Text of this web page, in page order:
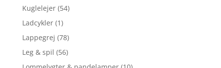
Kuglelejer (54)
Ladcykler (1)
Lappegrej (78)
Leg & spil (56)